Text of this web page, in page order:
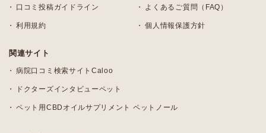
口コミ投稿ガイドライン よくあるご質問（FAQ）
利用規約 個人情報保護方針
関連サイト
病院口コミ検索サイトCaloo
ドクターズインタビューペット
ペット用CBDオイルサプリメント ペットノール